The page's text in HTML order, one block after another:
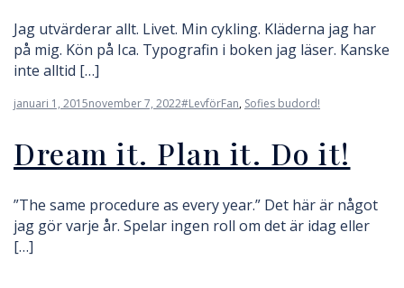
Jag utvärderar allt. Livet. Min cykling. Kläderna jag har
på mig. Kön på Ica. Typografin i boken jag läser. Kanske
inte alltid […]
januari 1, 2015november 7, 2022#LevförFan, Sofies budord!
Dream it. Plan it. Do it!
”The same procedure as every year.” Det här är något
jag gör varje år. Spelar ingen roll om det är idag eller
[…]